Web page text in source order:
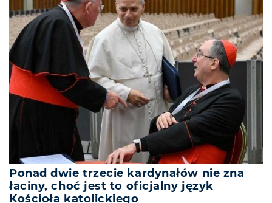
Ponad dwie trzecie kardynałów nie zna
łaciny, choć jest to oficjalny język
Kościoła katolickiego